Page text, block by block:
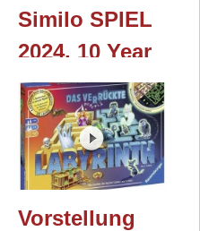
Similo SPIEL
2024, 10 Year
Edition &
Jurassic World
(Horrible
Guild) / Essen
2024
Vorstellung